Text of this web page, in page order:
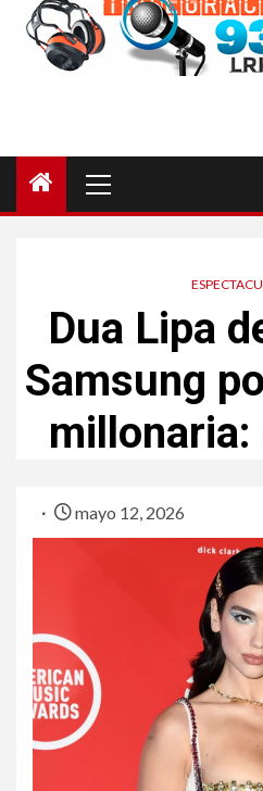
Dua Lipa
Samsung
millonaria:
mayo 12, 2026